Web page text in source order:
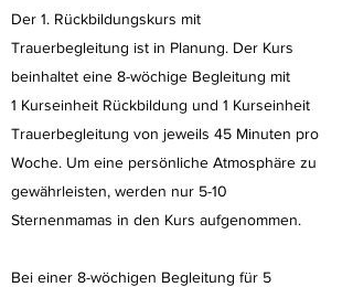
Der 1. Rückbildungskurs mit
Trauerbegleitung ist in Planung. Der Kurs
beinhaltet eine 8-wöchige Begleitung mit
1 Kurseinheit Rückbildung und 1 Kurseinheit
Trauerbegleitung von jeweils 45 Minuten pro
Woche. Um eine persönliche Atmosphäre zu
gewährleisten, werden nur 5-10
Sternenmamas in den Kurs aufgenommen.
Bei einer 8-wöchigen Begleitung für 5